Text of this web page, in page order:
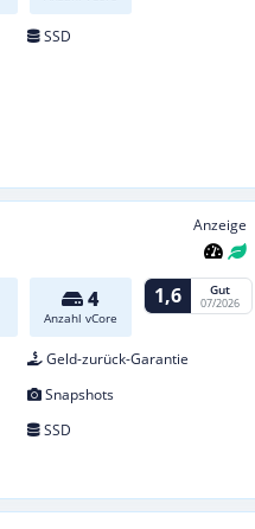
SSD
Anzeige
4
Anzahl vCore
1,6 Gut
07/2026
Geld-zurück-Garantie
Snapshots
SSD